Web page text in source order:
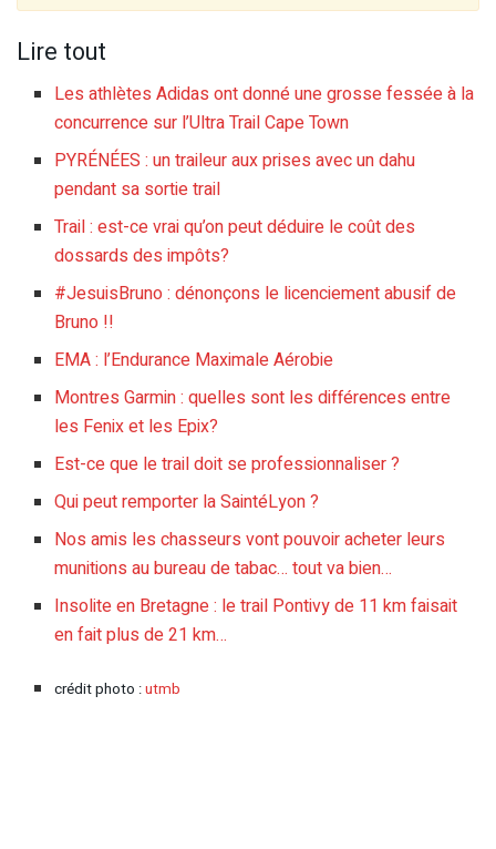
Lire tout
Les athlètes Adidas ont donné une grosse fessée à la
concurrence sur l’Ultra Trail Cape Town
PYRÉNÉES : un traileur aux prises avec un dahu
pendant sa sortie trail
Trail : est-ce vrai qu’on peut déduire le coût des
dossards des impôts?
#JesuisBruno : dénonçons le licenciement abusif de
Bruno !!
EMA : l’Endurance Maximale Aérobie
Montres Garmin : quelles sont les différences entre
les Fenix et les Epix?
Est-ce que le trail doit se professionnaliser ?
Qui peut remporter la SaintéLyon ?
Nos amis les chasseurs vont pouvoir acheter leurs
munitions au bureau de tabac… tout va bien…
Insolite en Bretagne : le trail Pontivy de 11 km faisait
en fait plus de 21 km…
crédit photo :utmb